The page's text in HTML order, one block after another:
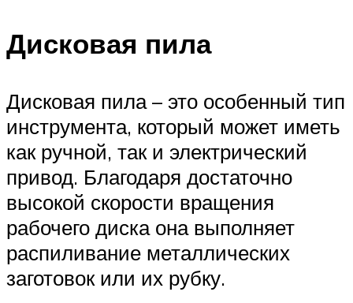
Дисковая пила
Дисковая пила – это особенный тип
инструмента, который может иметь
как ручной, так и электрический
привод. Благодаря достаточно
высокой скорости вращения
рабочего диска она выполняет
распиливание металлических
заготовок или их рубку.